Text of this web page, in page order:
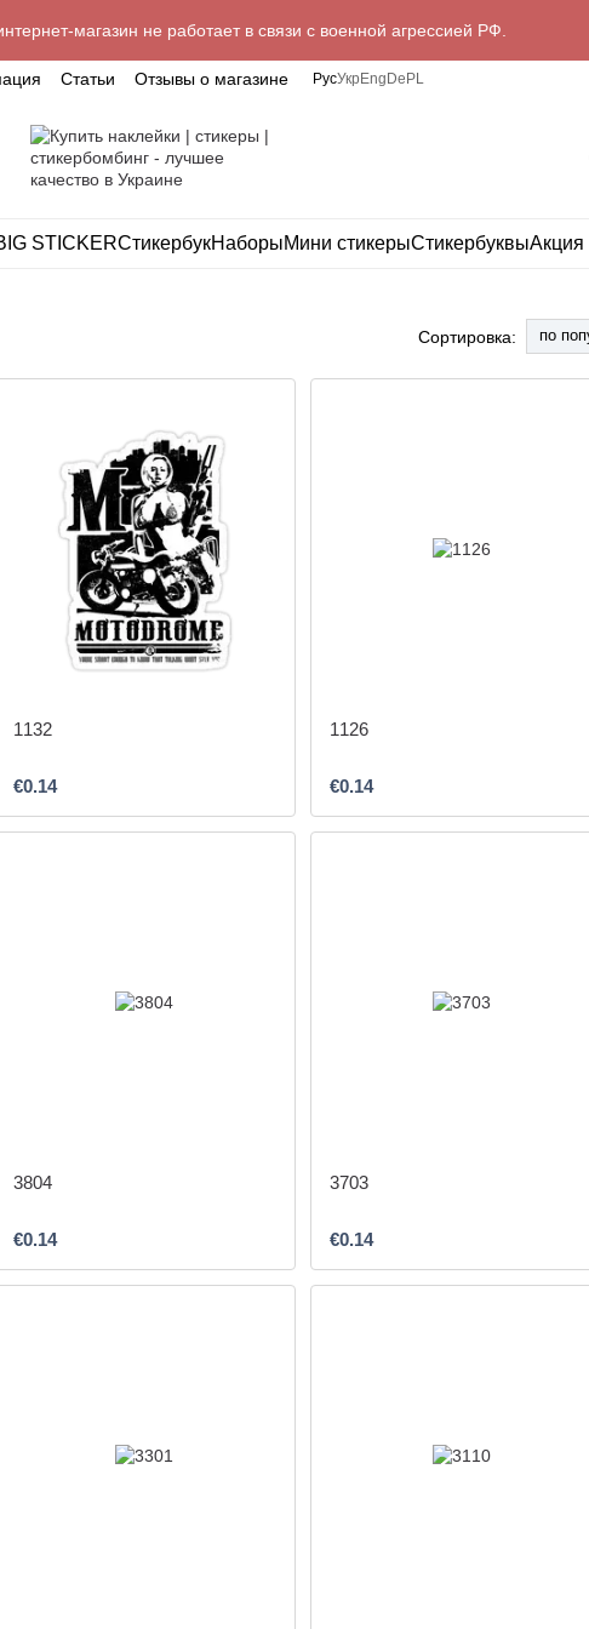
магазин не работает в связи с военной агрессией РФ.
Статьи Отзывы о магазине РусУкр Eng De PL
STICKERСтикербукНаборыМини стикерыСтикербуквыАкция
Сортировка: по
1132
€0.14
1126
€0.14
3804
€0.14
3703
€0.14